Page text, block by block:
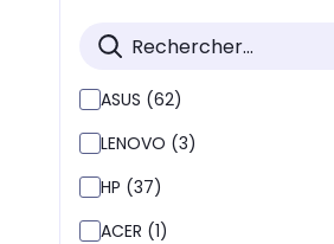
ASUS (62)
LENOVO (3)
HP (37)
ACER (1)